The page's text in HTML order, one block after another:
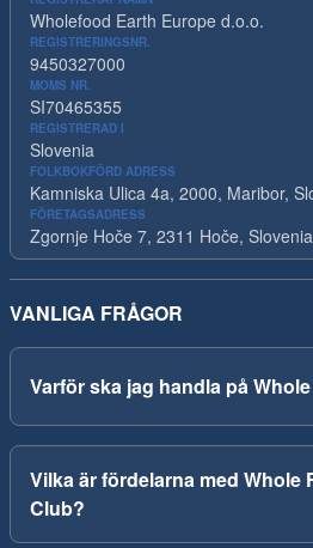
Wholefood Earth Europe d.o.o.
REGISTRERINGSNR.
9450327000
MOMS NR.
SI70465355
REGISTRERAD I
Slovenia
FOLKBOKFÖRD ADRESS
Kamniska Ulica 4a, 2000, Maribor,
FÖRETAGSADRESS
Zgornje Hoče 7, 2311 Hoče, Slovenia
VANLIGA FRÅGOR
Varför ska jag handla på
Vilka är fördelarna med Whole
Club?